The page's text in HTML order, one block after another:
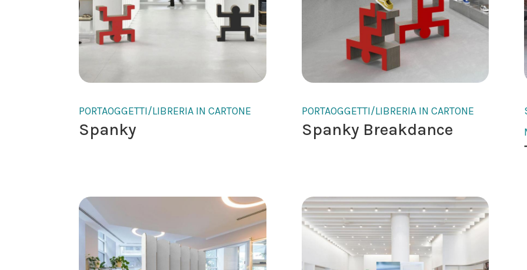
PORTAOGGETTI/LIBRERIA IN CARTONE
Spanky
PORTAOGGETTI/LIBRERIA IN CARTONE
Spanky Breakdance